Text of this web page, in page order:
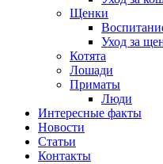
Щенки
Уход за
Котята
Лошади
Приматы
Люди
Интересные факты
Новости
Статьи
Контакты